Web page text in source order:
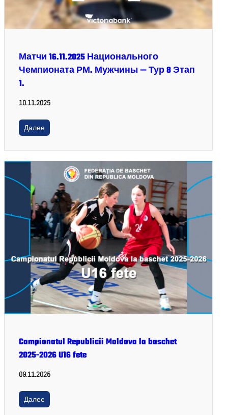
Матчи 16.11.2025 Национального
Чемпионата РМ. Мужчины — Тур 8 Этап
1.
10.11.2025
Далее
Campionatul Republicii Moldova la baschet
2025-2026 U16 fete
09.11.2025
Далее